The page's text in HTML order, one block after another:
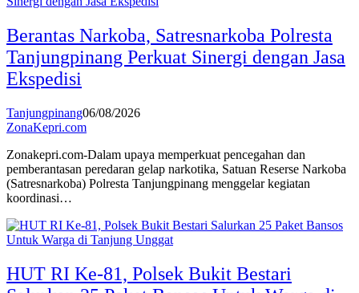
Berantas Narkoba, Satresnarkoba Polresta
Tanjungpinang Perkuat Sinergi dengan Jasa
Ekspedisi
Tanjungpinang06/08/2026
ZonaKepri.com
Zonakepri.com-Dalam upaya memperkuat pencegahan dan
pemberantasan peredaran gelap narkotika, Satuan Reserse Narkoba
(Satresnarkoba) Polresta Tanjungpinang menggelar kegiatan
koordinasi…
HUT RI Ke-81, Polsek Bukit Bestari